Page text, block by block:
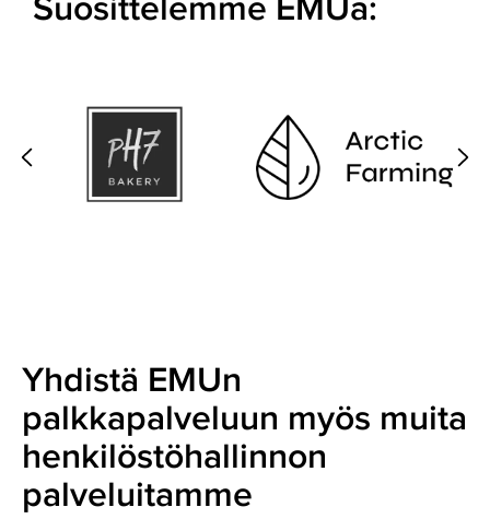
Suosittelemme EMUa:
Yhdistä EMUn
palkkapalveluun myös muita
henkilöstöhallinnon
palveluitamme